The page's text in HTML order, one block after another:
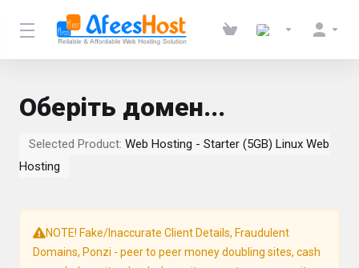
Оберіть домен...
Selected Product: Web Hosting - Starter (5GB) Linux Web
Hosting
NOTE! Fake/Inaccurate Client Details, Fraudulent
Domains, Ponzi - peer to peer money doubling sites, cash